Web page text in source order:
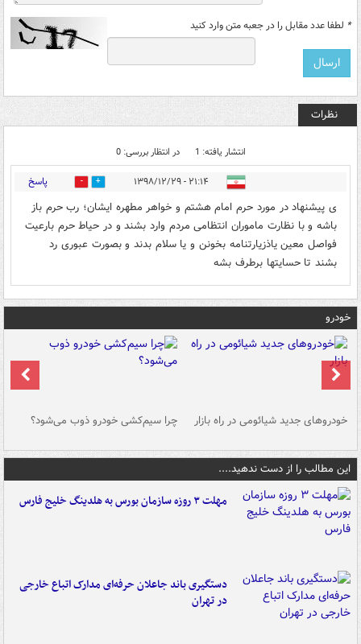
* لطفا عدد مقابل را در جعبه متن وارد کنید
نظرات
انتشار یافته: 1 در انتظار بررسی: 0
۲۱:۱۴ - ۱۳۹۸/۱۲/۲۹ 0 پاسخ
ی پیشنهاد در مورد حرم امام هشتم و خواهر مطهره ایشان؛ رب حرم باز
باشه و با نظارت ماموران انتظامی مردم وارد بشند و در حیاط حرم بارعیت
فواصل معین یاذزیارتنامه بخونن و یا سلام بدند و بصورت عبوری رد
بشند تا حسایتها برطرف بشه
خودرو
خودروهای جدید شیائومی در راه بازار چرا سیم‌کشی خودرو ذوب می‌شود؟
این مطالب را از دست ندهید....
مهلت ۳ روزه سازمان بورس به هلدینگ خلیج فارس
دستگیری باند جاعلان حرفه‌ای مدارک اتباع خارجی
در تهران